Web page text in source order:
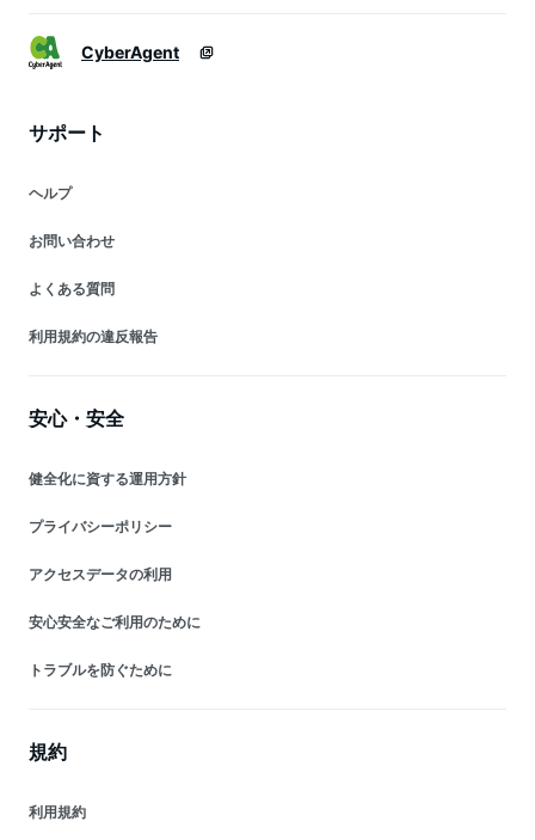
CyberAgent
サポート
ヘルプ
お問い合わせ
よくある質問
利用規約の違反報告
安心・安全
健全化に資する運用方針
プライバシーポリシー
アクセスデータの利用
安心安全なご利用のために
トラブルを防ぐために
規約
利用規約